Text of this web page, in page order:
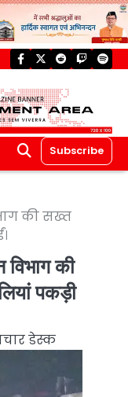
facebook
twitterreddittwitch
Subscribe
की सख्त
की
पकड़ी
डेस्क